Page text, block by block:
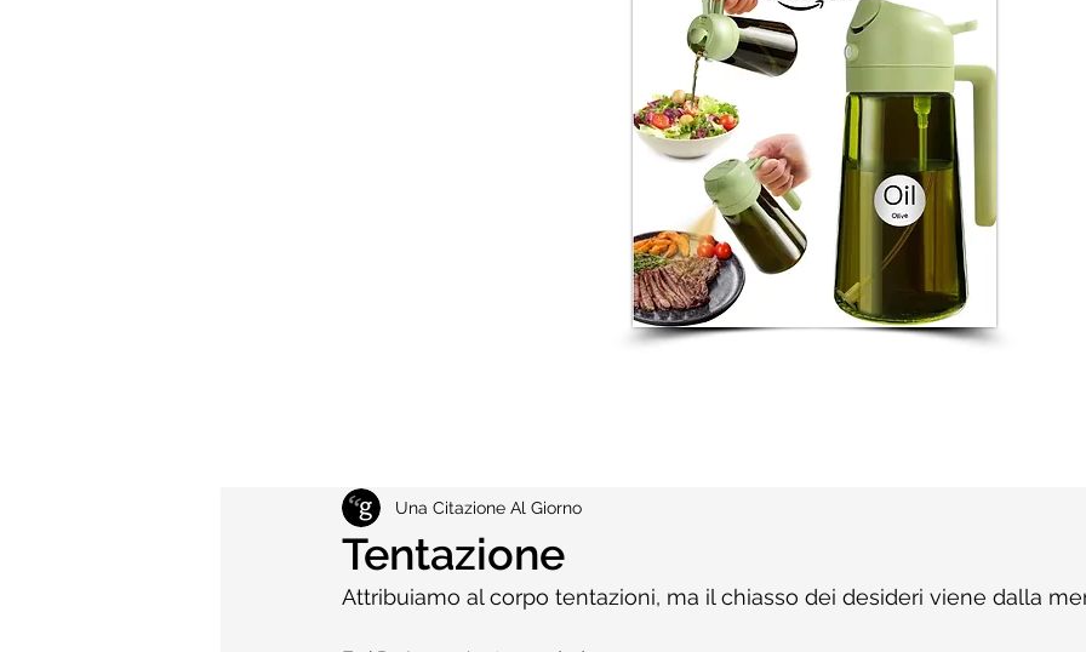
Tentazione
Una Citazione Al Giorno
Attribuiamo al corpo tentazioni, ma il chiasso dei desideri viene dalla